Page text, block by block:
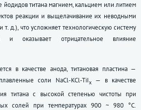
йодидов титана магнием, кальцием или литием
реакции и выщелачивание их неводными
и т. д.), что усложняет технологическую систему
и оказывает отрицательное влияние
в качестве анода, титановая пластина —
соли NaCl-KCl-TiIx
— в качестве
титана с высокой степенью чистоты при
солей при температурах 900 ~ 980 °C.